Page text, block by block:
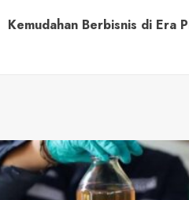
Kemudahan Berbisnis di Era